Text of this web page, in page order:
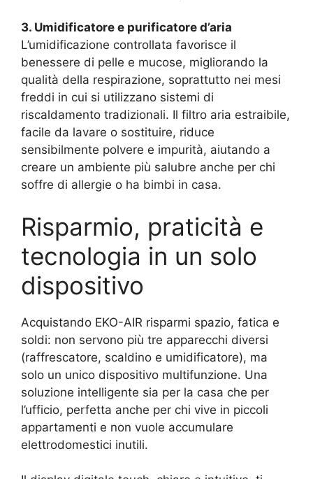
3. Umidificatore e purificatore d’aria
L’umidificazione controllata favorisce il
benessere di pelle e mucose, migliorando la
qualità della respirazione, soprattutto nei mesi
freddi in cui si utilizzano sistemi di
riscaldamento tradizionali. Il filtro aria estraibile,
facile da lavare o sostituire, riduce
sensibilmente polvere e impurità, aiutando a
creare un ambiente più salubre anche per chi
soffre di allergie o ha bimbi in casa.
Risparmio, praticità e
tecnologia in un solo
dispositivo
Acquistando EKO-AIR risparmi spazio, fatica e
soldi: non servono più tre apparecchi diversi
(raffrescatore, scaldino e umidificatore), ma
solo un unico dispositivo multifunzione. Una
soluzione intelligente sia per la casa che per
l’ufficio, perfetta anche per chi vive in piccoli
appartamenti e non vuole accumulare
elettrodomestici inutili.